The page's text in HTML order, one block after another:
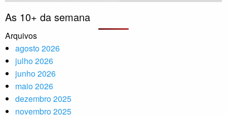
As 10+ da semana
Arquivos
agosto 2026
julho 2026
junho 2026
maio 2026
dezembro 2025
novembro 2025